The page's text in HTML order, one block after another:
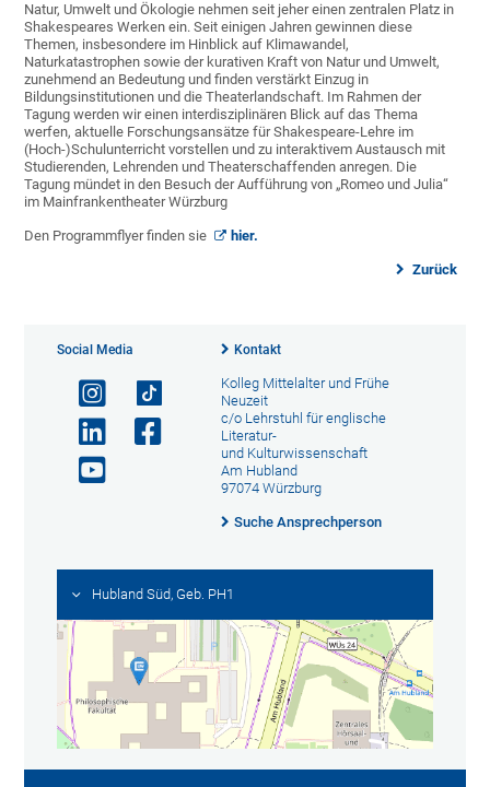
Natur, Umwelt und Ökologie nehmen seit jeher einen zentralen Platz in
Shakespeares Werken ein. Seit einigen Jahren gewinnen diese
Themen, insbesondere im Hinblick auf Klimawandel,
Naturkatastrophen sowie der kurativen Kraft von Natur und Umwelt,
zunehmend an Bedeutung und finden verstärkt Einzug in
Bildungsinstitutionen und die Theaterlandschaft. Im Rahmen der
Tagung werden wir einen interdisziplinären Blick auf das Thema
werfen, aktuelle Forschungsansätze für Shakespeare-Lehre im
(Hoch-)Schulunterricht vorstellen und zu interaktivem Austausch mit
Studierenden, Lehrenden und Theaterschaffenden anregen. Die
Tagung mündet in den Besuch der Aufführung von „Romeo und Julia“
im Mainfrankentheater Würzburg
Den Programmflyer finden sie hier.
Zurück
Social Media Kontakt
Kolleg Mittelalter und Frühe
Neuzeit
c/o Lehrstuhl für englische
Literatur-
und Kulturwissenschaft
Am Hubland
97074 Würzburg
Suche Ansprechperson
Hubland Süd, Geb. PH1